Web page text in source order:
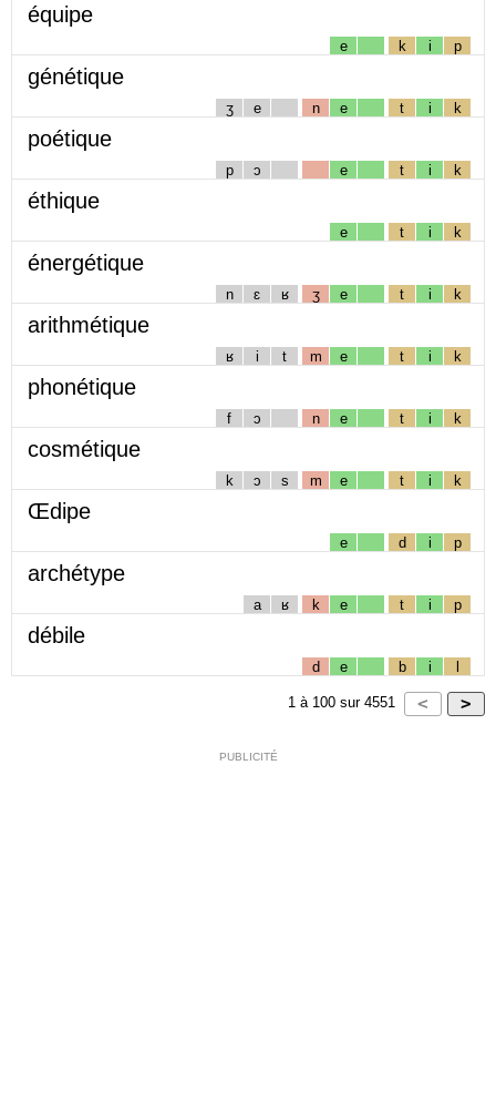
équipe
e k i p
génétique
ʒ e n e t i k
poétique
p ɔ e t i k
éthique
e t i k
énergétique
n ɛ ʁ ʒ e t i k
arithmétique
ʁ i t m e t i k
phonétique
f ɔ n e t i k
cosmétique
k ɔ s m e t i k
Œdipe
e d i p
archétype
a ʁ k e t i p
débile
d e b i l
1 à 100 sur 4551
PUBLICITÉ